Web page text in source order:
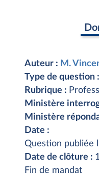
Auteur : M.
Type de question :
Rubrique :
Ministère
Ministère
Date :
Question publiée
Date de clôture :
Fin de mandat